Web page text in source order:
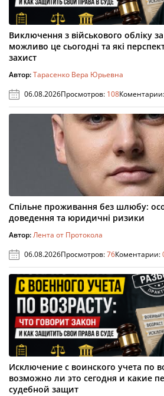
Виключення з військового обліку
можливо це сьогодні та які
захист
Автор:Тарасенко Вера Юрьевна
06.08.2026Просмотров: 108Коментарии:
Спільне проживання без шлюбу:
доведення та юридичні ризики
Автор:Лента от Протокола
06.08.2026Просмотров:76Коментарии:
Исключение с воинского учета по
возможно ли это сегодня и какие
судебной защит